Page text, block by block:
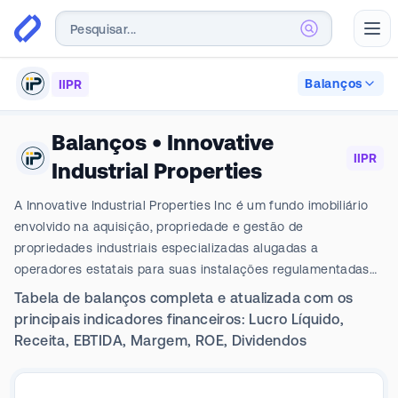
IIPR Balanços
Balanços • Innovative
Industrial Properties
IIPR
A Innovative Industrial Properties Inc é um fundo imobiliário
envolvido na aquisição, propriedade e gestão de
propriedades industriais especializadas alugadas a
operadores estatais para suas instalações regulamentadas
de cannabis. Ela conduz seus negócios por meio de uma
estrutura tradicional de parceria imobiliária, ou UPREIT, na
qual as propriedades são de propriedade da Parceria
portfólio de imóveis está espalhado pelos EUA.
Tabela de balanços completa e atualizada com os
principais indicadores financeiros: Lucro Líquido,
Receita, EBTIDA, Margem, ROE, Dividendos